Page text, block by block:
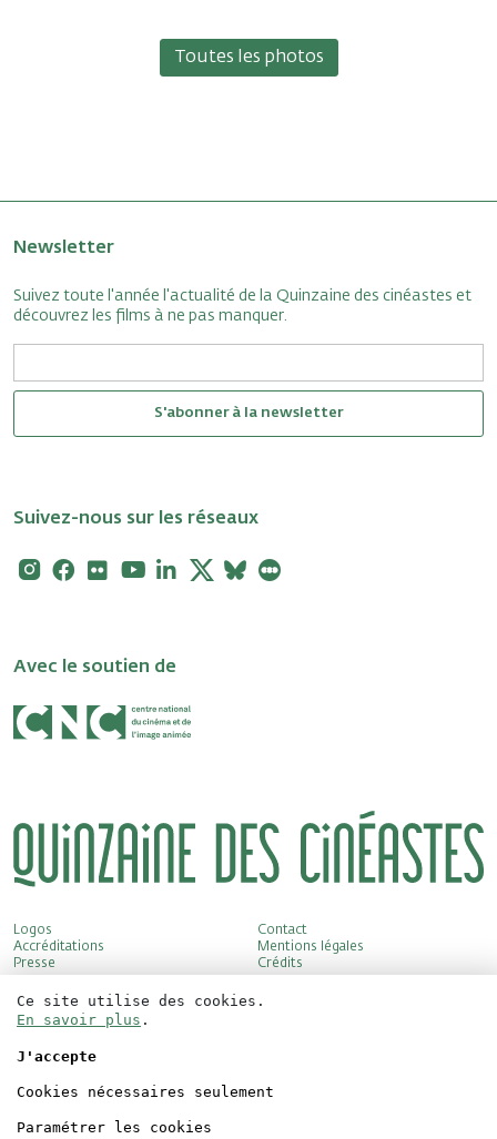
Toutes les photos
Newsletter
Suivez toute l'année l'actualité de la Quinzaine des cinéastes et
découvrez les films à ne pas manquer.
S'abonner à la newsletter
Suivez-nous sur les réseaux
Instagram
Facebook
FlickrYoutubeLinkedin
X Bluesky
Avec le soutien de
Logos
Accréditations
Presse
Contact
Mentions légales
Crédits
Ce site utilise des cookies.
En savoir plus .
J'accepte
Cookies nécessaires seulement
Paramétrer les cookies